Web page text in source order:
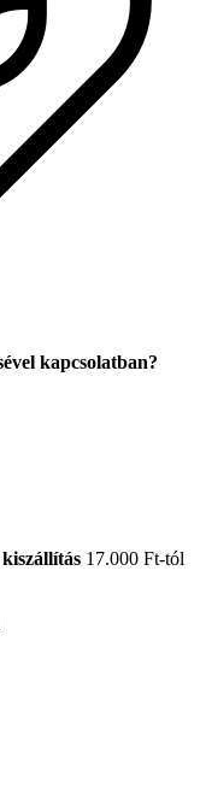
kapcsolatban?
17.000 Ft-tól